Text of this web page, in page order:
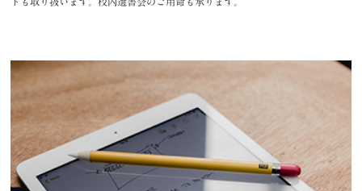
トも取り扱います。校内選書会のご用命も承ります。